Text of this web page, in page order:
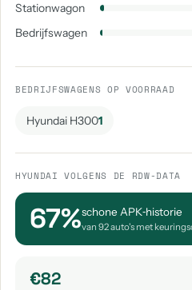
Stationwagon
Bedrijfswagen
BEDRIJFSWAGENS OP VOORRAAD
Hyundai H3001
HYUNDAI VOLGENS DE RDW-DATA
67%schone APK‑historie
van 92 auto's met
€82